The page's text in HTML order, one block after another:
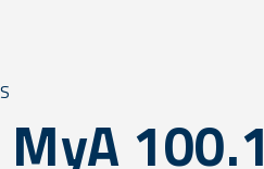
100.1